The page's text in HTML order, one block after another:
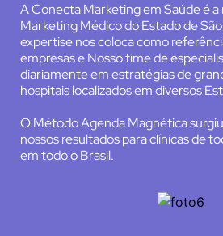
A Conecta Marketing em Saúde é a
Marketing Médico do Estado de
expertise nos coloca como
empresas e Nosso time de
diariamente em estratégias de
hospitais localizados em diversos
O Método Agenda Magnética
nossos resultados para clínicas de
em todo o Brasil.